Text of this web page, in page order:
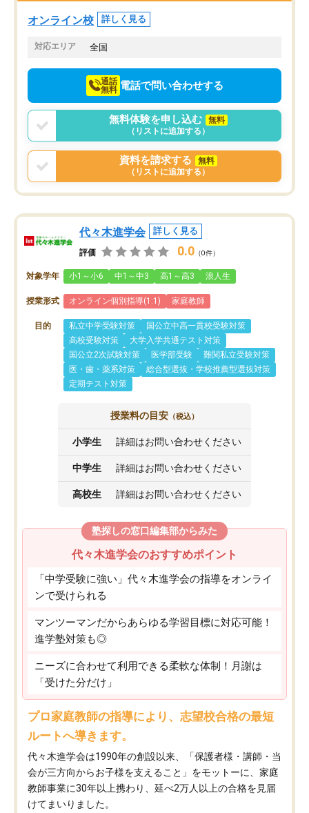
オンライン校 詳しく見る
対応エリア 全国
通話
無料 電話で問い合わせする
無料体験を申し込む
無料
（リストに追加する）
資料を請求する
無料
（リストに追加する）
代々木進学会 詳しく見る
評価 0.0 （0件）
対象学年 小1～小6 中1～中3 高1～高3 浪人生
授業形式 オンライン個別指導(1:1) 家庭教師
目的 私立中学受験対策
国公立中高一貫校受験対策
高校受験対策
大学入学共通テスト対策
国公立2次試験対策
医学部受験
難関私立受験対策
医・歯・薬系対策
総合型選抜・学校推薦型選抜対策
定期テスト対策
授業料の目安 （税込）
小学生 詳細はお問い合わせください
中学生 詳細はお問い合わせください
高校生 詳細はお問い合わせください
塾探しの窓口編集部からみた
代々木進学会のおすすめポイント
「中学受験に強い」代々木進学会の指導をオンライ
ンで受けられる
マンツーマンだからあらゆる学習目標に対応可能！
進学塾対策も◎
ニーズに合わせて利用できる柔軟な体制！月謝は
「受けた分だけ」
プロ家庭教師の指導により、志望校合格の最短
ルートへ導きます。
代々木進学会は1990年の創設以来、「保護者様・講師・当
会が三方向からお子様を支えること」をモットーに、家庭
教師事業に30年以上携わり、延べ2万人以上の合格を見届
けてまいりました。